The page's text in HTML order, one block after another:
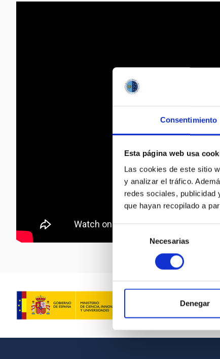
Consentimiento
Esta página web usa
Las cookies de este sitio
y analizar el tráfico.
redes sociales, publicidad
que hayan recopilado a
de
consentimiento
Necesarias
Denegar